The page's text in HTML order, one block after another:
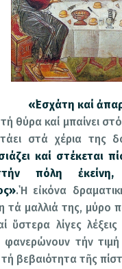
«᾿Εσχάτη καί
τή θύρα καί μπαίνει
στά χέρια της
καί στέκεται
πόλη
.῾Η εἰκόνα
τά μαλλιά της, μύρο
ὕστερα λίγες
τήν
βεβαιότητα τῆς